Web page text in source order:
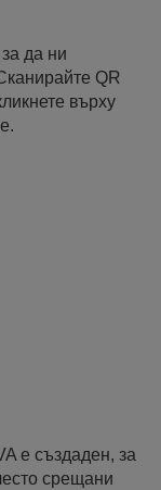
да ни
QR
върху
е създаден, за
срещани